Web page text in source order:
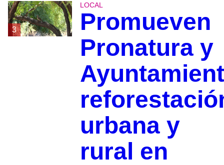
3
LOCAL
Promueven
Pronatura y
urbana y
rural en